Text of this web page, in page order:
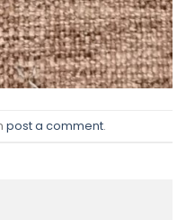
post a comment.